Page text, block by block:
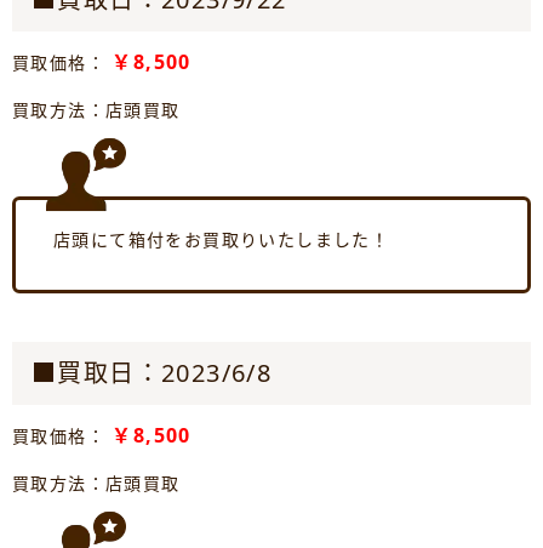
買取価格： ￥8,500
買取方法：店頭買取
店頭にて箱付をお買取りいたしました！
■買取日：2023/6/8
買取価格： ￥8,500
買取方法：店頭買取